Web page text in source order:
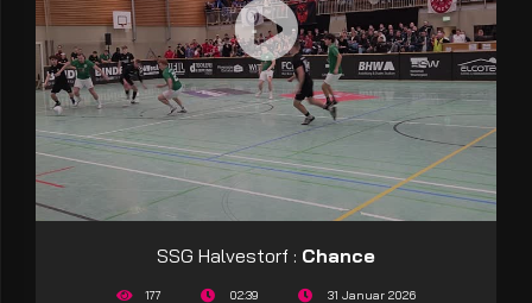
SSG Halvestorf : Chance
177 02:39 31 Januar 2026